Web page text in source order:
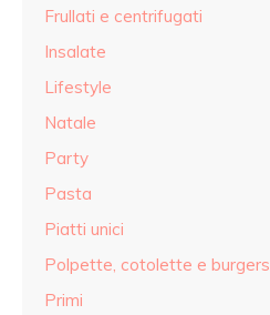
Frullati e centrifugati
Insalate
Lifestyle
Natale
Party
Pasta
Piatti unici
Polpette, cotolette e burgers
Primi